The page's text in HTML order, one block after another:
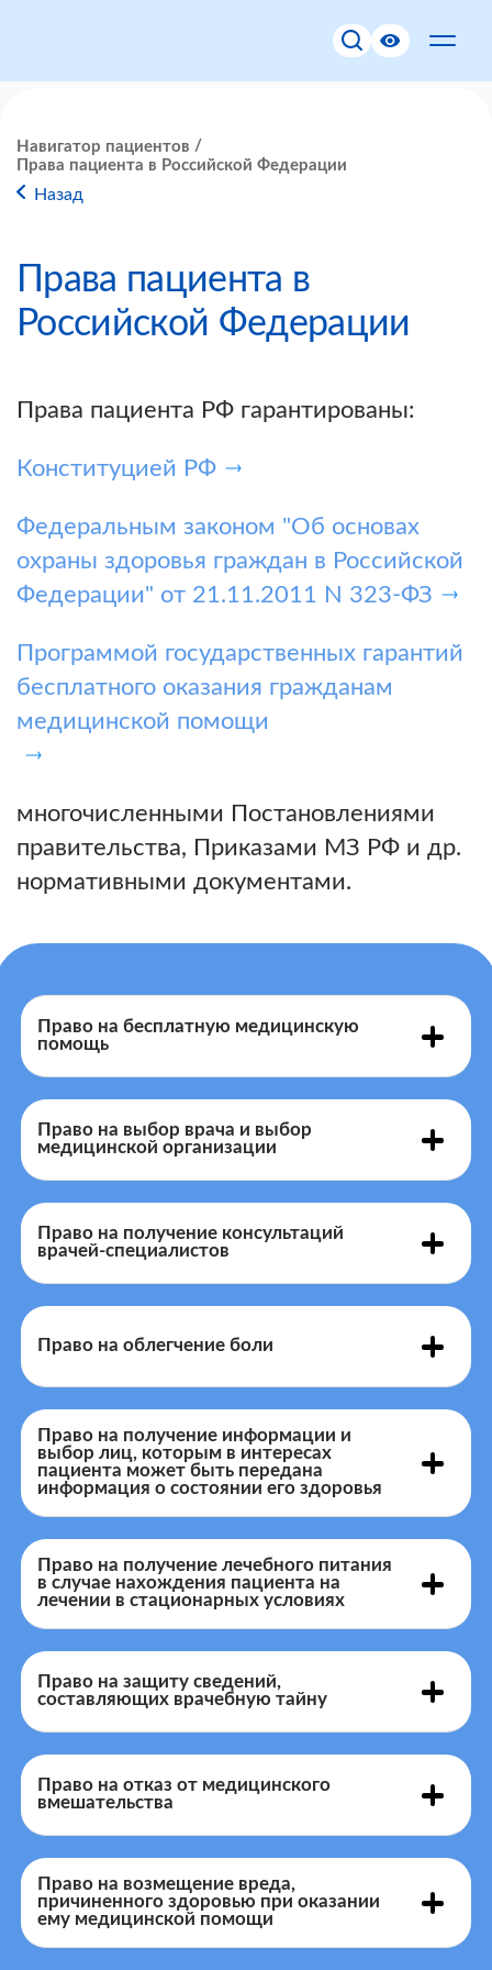
Навигатор пациентов
Права пациента в Российской Федерации
Назад
Права пациента в
Российской Федерации
Права пациента РФ гарантированы:
Конституцией РФ
Федеральным законом "Об основах
охраны здоровья граждан в Российской
Федерации" от 21.11.2011 N 323-ФЗ
Программой государственных гарантий
бесплатного оказания гражданам
медицинской помощи
многочисленными Постановлениями
правительства, Приказами МЗ РФ и др.
нормативными документами.
Право на бесплатную медицинскую
помощь
медицинскую помощь
государственных гарантий бесплатной медицинской
помощи»
Право на выбор врача и выбор
медицинской организации
право на выбор медицинской организации и на выбор
врача
Приказе от 26 апреля 2012
Право на получение консультаций
врачей-специалистов
дней
здесь
Право на облегчение боли
Федерального РЗН
Право на получение информации и
выбор лиц, которым в интересах
пациента может быть передана
информация о состоянии его здоровья
него форме
информацию о состоянии своего здоровья
Право на получение лечебного питания
в случае нахождения пациента на
лечении в стационарных условиях
Право на защиту сведений,
составляющих врачебную тайну
врачебную тайну
Право на отказ от медицинского
вмешательства
Право на возмещение вреда,
причиненного здоровью при оказании
ему медицинской помощи